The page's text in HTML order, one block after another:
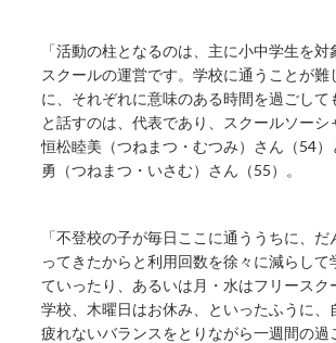
「活動の柱となるのは、主に小中学生を
スクールの運営です。学校に通うことが難
に、それぞれに意味のある時間を過ごして
と話すのは、代表であり、スクールソーシ
恒松睦美（つねまつ・むつみ）さん（54
勇（つねまつ・いさむ）さん（55）。
「不登校の子が毎日ここに通ううちに、
ってきたからと利用回数を徐々に減らして
ていったり、あるいは月・水はフリースク
学校、木曜日はお休み、といったふうに、
疲れないバランスをとりながら一週間の過